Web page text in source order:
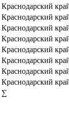
Краснодарский
Краснодарский
Краснодарский
Краснодарский
Краснодарский
Краснодарский
Краснодарский
Краснодарский
∑